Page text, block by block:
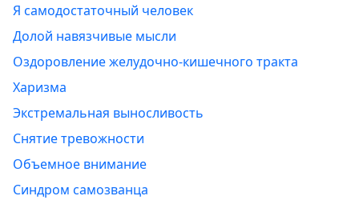
Я самодостаточный человек
Долой навязчивые мысли
Оздоровление желудочно-кишечного тракта
Харизма
Экстремальная выносливость
Снятие тревожности
Объемное внимание
Синдром самозванца